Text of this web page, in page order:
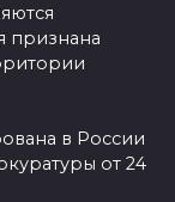
признана
в России
от 24